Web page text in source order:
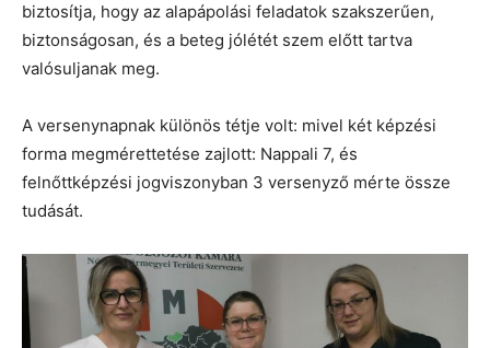
biztosítja, hogy az alapápolási feladatok szakszerűen,
biztonságosan, és a beteg jólétét szem előtt tartva
valósuljanak meg.
A versenynapnak különös tétje volt: mivel két képzési
forma megmérettetése zajlott: Nappali 7, és
felnőttképzési jogviszonyban 3 versenyző mérte össze
tudását.